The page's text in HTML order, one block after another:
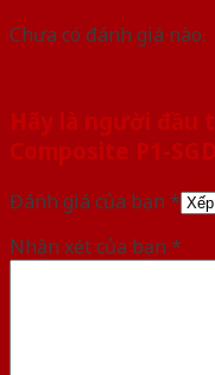
Chưa có đánh giá nào.
Hãy là người đầu
Composite P1-
Đánh giá của bạn *
Nhận xét của bạn *